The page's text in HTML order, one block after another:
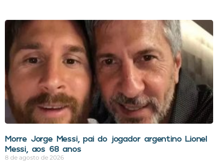
Morre Jorge Messi, pai do jogador argentino Lionel
Messi, aos 68 anos
8 de agosto de 2026